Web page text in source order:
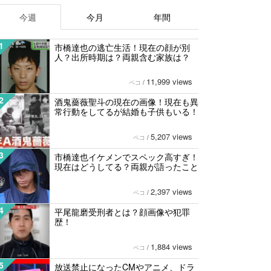
今週 今月 年間
市橋達也の逃亡生活！現在の顔が別
人？出所時期は？両親含む家族は？
ペコ / 11,999 views
酒鬼薔薇聖斗の現在の画像！現在も異
常行動をしてるが結婚も子供もいる！
ペコ / 5,207 views
市橋達也イケメンでスペック高すぎ！
現在はどうしてる？両親が語ったこと
ペコ / 2,397 views
平尾龍磨受刑者とは？顔画像や犯罪
歴！
ペコ / 1,884 views
放送禁止になったCMやアニメ、ドラ